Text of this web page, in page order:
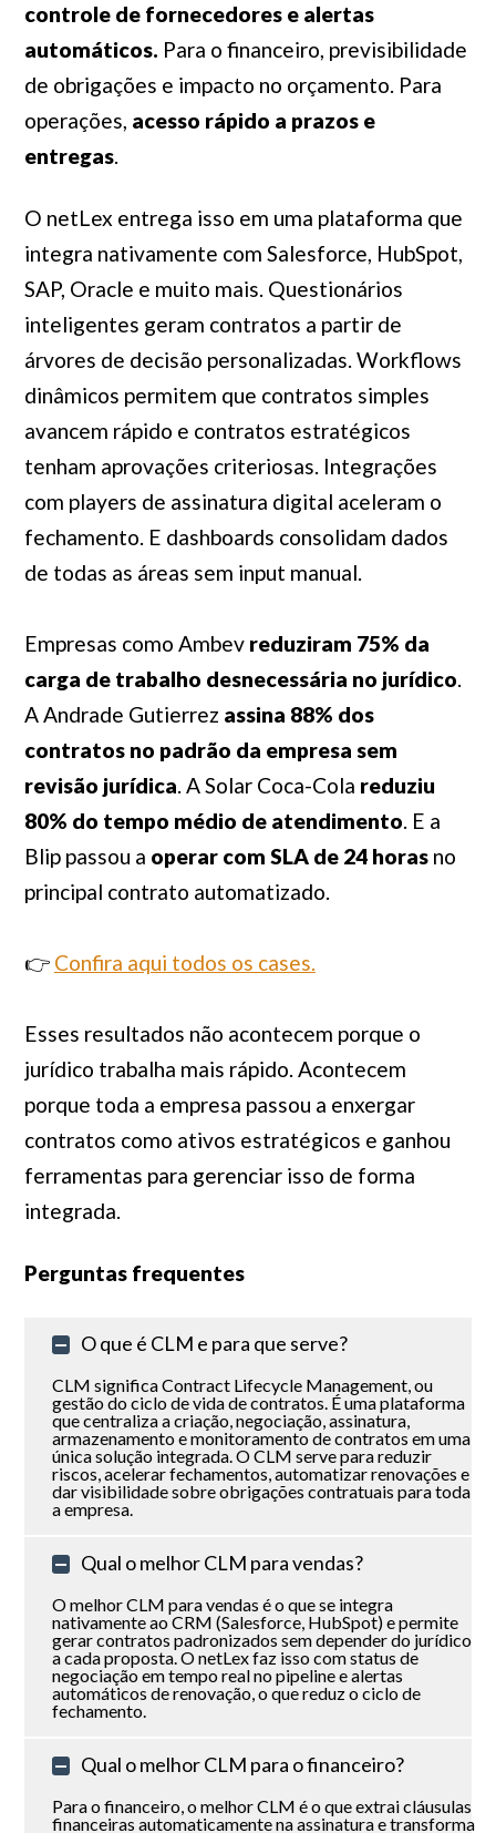
controle de fornecedores e alertas
automáticos. Para o financeiro, previsibilidade
de obrigações e impacto no orçamento. Para
operações, acesso rápido a prazos e
entregas.
O netLex entrega isso em uma plataforma que
integra nativamente com Salesforce, HubSpot,
SAP, Oracle e muito mais. Questionários
inteligentes geram contratos a partir de
árvores de decisão personalizadas. Workflows
dinâmicos permitem que contratos simples
avancem rápido e contratos estratégicos
tenham aprovações criteriosas. Integrações
com players de assinatura digital aceleram o
fechamento. E dashboards consolidam dados
de todas as áreas sem input manual.
Empresas como Ambev reduziram 75% da
carga de trabalho desnecessária no jurídico.
A Andrade Gutierrez assina 88% dos
contratos no padrão da empresa sem
revisão jurídica. A Solar Coca-Cola reduziu
80% do tempo médio de atendimento. E a
Blip passou a operar com SLA de 24 horas no
principal contrato automatizado.
👉 Confira aqui todos os cases.
Esses resultados não acontecem porque o
jurídico trabalha mais rápido. Acontecem
porque toda a empresa passou a enxergar
contratos como ativos estratégicos e ganhou
ferramentas para gerenciar isso de forma
integrada.
Perguntas frequentes
O que é CLM e para que serve?
CLM significa Contract Lifecycle Management, ou
gestão do ciclo de vida de contratos. É uma plataforma
que centraliza a criação, negociação, assinatura,
armazenamento e monitoramento de contratos em uma
única solução integrada. O CLM serve para reduzir
riscos, acelerar fechamentos, automatizar renovações e
dar visibilidade sobre obrigações contratuais para toda
a empresa.
Qual o melhor CLM para vendas?
O melhor CLM para vendas é o que se integra
nativamente ao CRM (Salesforce, HubSpot) e permite
gerar contratos padronizados sem depender do jurídico
a cada proposta. O netLex faz isso com status de
negociação em tempo real no pipeline e alertas
automáticos de renovação, o que reduz o ciclo de
fechamento.
Qual o melhor CLM para o financeiro?
Para o financeiro, o melhor CLM é o que extrai cláusulas
financeiras automaticamente na assinatura e transforma